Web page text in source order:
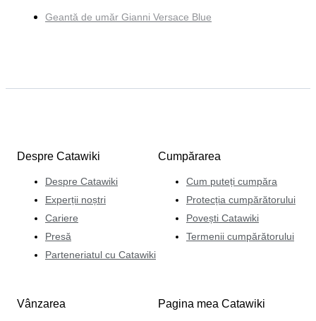
Geantă de umăr Gianni Versace Blue
Despre Catawiki
Despre Catawiki
Experții noștri
Cariere
Presă
Parteneriatul cu Catawiki
Cumpărarea
Cum puteți cumpăra
Protecția cumpărătorului
Povești Catawiki
Termenii cumpărătorului
Vânzarea Pagina mea Catawiki